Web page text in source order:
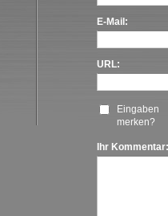
E-Mail:
URL:
Eingaben
merken?
Ihr Kommentar: